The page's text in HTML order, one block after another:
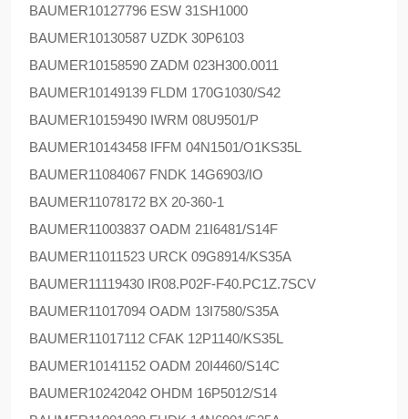
BAUMER10127796 ESW 31SH1000
BAUMER10130587 UZDK 30P6103
BAUMER10158590 ZADM 023H300.0011
BAUMER10149139 FLDM 170G1030/S42
BAUMER10159490 IWRM 08U9501/P
BAUMER10143458 IFFM 04N1501/O1KS35L
BAUMER11084067 FNDK 14G6903/IO
BAUMER11078172 BX 20-360-1
BAUMER11003837 OADM 21I6481/S14F
BAUMER11011523 URCK 09G8914/KS35A
BAUMER11119430 IR08.P02F-F40.PC1Z.7SCV
BAUMER11017094 OADM 13I7580/S35A
BAUMER11017112 CFAK 12P1140/KS35L
BAUMER10141152 OADM 20I4460/S14C
BAUMER10242042 OHDM 16P5012/S14